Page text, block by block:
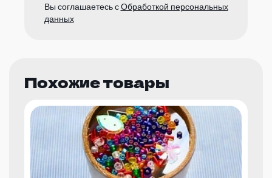
Вы соглашаетесь сОбработкой персональных
данных
Похожие товары